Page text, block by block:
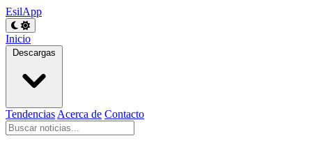
EsilApp
Inicio
Descargas
Tendencias Acerca de Contacto